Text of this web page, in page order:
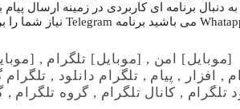
اندروید به ورژن ۳٫۱۳٫۰ اگر به دنبال برنامه ای کاربردی در
[موبایل] امن , [موبایل] تلگرام ,
, افزار , پیام , تلگرام دانلود , تلگرام
تلگرام , کانال تلگرام , گروه تلگرام ,